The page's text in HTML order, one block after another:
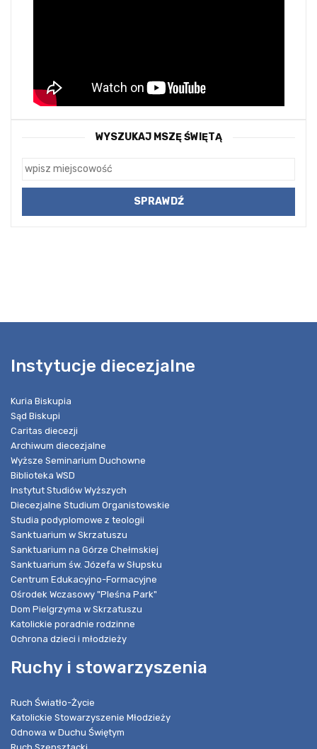
WYSZUKAJ MSZĘ ŚWIĘTĄ
Instytucje diecezjalne
Kuria Biskupia
Sąd Biskupi
Caritas diecezji
Archiwum diecezjalne
Wyższe Seminarium Duchowne
Biblioteka WSD
Instytut Studiów Wyższych
Diecezjalne Studium Organistowskie
Studia podyplomowe z teologii
Sanktuarium w Skrzatuszu
Sanktuarium na Górze Chełmskiej
Sanktuarium św. Józefa w Słupsku
Centrum Edukacyjno-Formacyjne
Ośrodek Wczasowy "Pleśna Park"
Dom Pielgrzyma w Skrzatuszu
Katolickie poradnie rodzinne
Ochrona dzieci i młodzieży
Ruchy i stowarzyszenia
Ruch Światło-Życie
Katolickie Stowarzyszenie Młodzieży
Odnowa w Duchu Świętym